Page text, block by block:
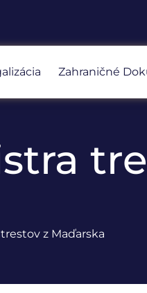
Zahraničné
z Maďarska